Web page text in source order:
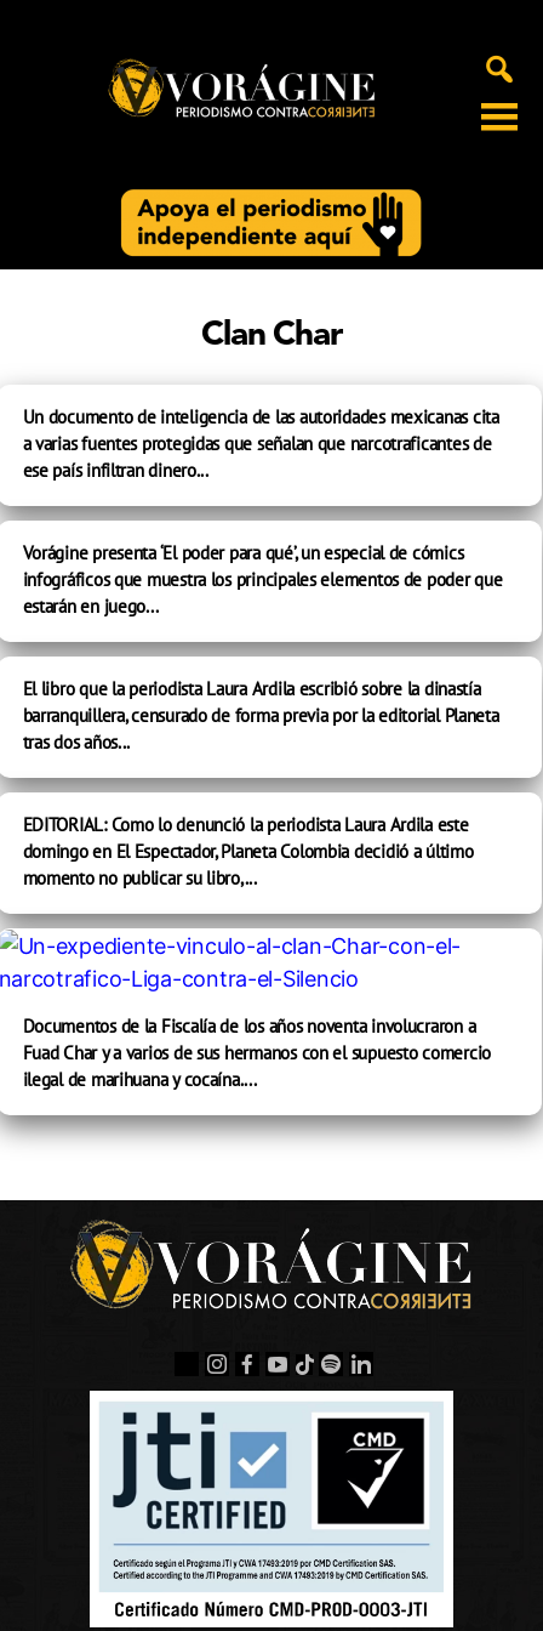
Clan Char
Un documento de inteligencia de las autoridades mexicanas cita
a varias fuentes protegidas que señalan que narcotraficantes de
ese país infiltran dinero...
Vorágine presenta ‘El poder para qué’, un especial de cómics
infográficos que muestra los principales elementos de poder que
estarán en juego...
El libro que la periodista Laura Ardila escribió sobre la dinastía
barranquillera, censurado de forma previa por la editorial Planeta
tras dos años...
EDITORIAL: Como lo denunció la periodista Laura Ardila este
domingo en El Espectador, Planeta Colombia decidió a último
momento no publicar su libro,...
Documentos de la Fiscalía de los años noventa involucraron a
Fuad Char y a varios de sus hermanos con el supuesto comercio
ilegal de marihuana y cocaína....